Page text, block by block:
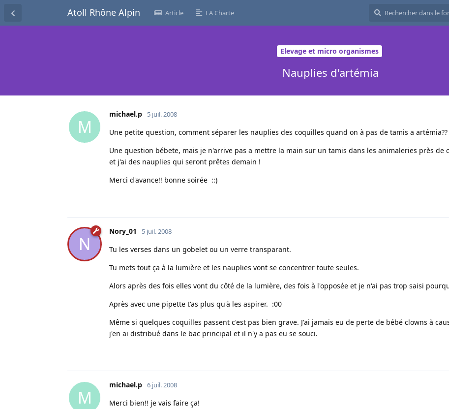
Atoll Rhône Alpin Article LA Charte
Elevage et micro organismes
Nauplies d'artémia
M
michael.p 5 juil. 2008
Une petite question, comment séparer les nauplies des coquilles quand on à pas de tamis a artémia??
Une question bébete, mais je n'arrive pas a mettre la main sur un tamis dans les animaleries près de
et j'ai des nauplies qui seront prêtes demain !
Merci d'avance!! bonne soirée ::)
N
Nory_01 5 juil. 2008
Tu les verses dans un gobelet ou un verre transparant.
Tu mets tout ça à la lumière et les nauplies vont se concentrer toute seules.
Alors après des fois elles vont du côté de la lumière, des fois à l'opposée et je n'ai pas trop saisi
Après avec une pipette t'as plus qu'à les aspirer. :00
Même si quelques coquilles passent c'est pas bien grave. J'ai jamais eu de perte de bébé clowns à
j'en ai distribué dans le bac principal et il n'y a pas eu se souci.
M
michael.p 6 juil. 2008
Merci bien!! je vais faire ça!